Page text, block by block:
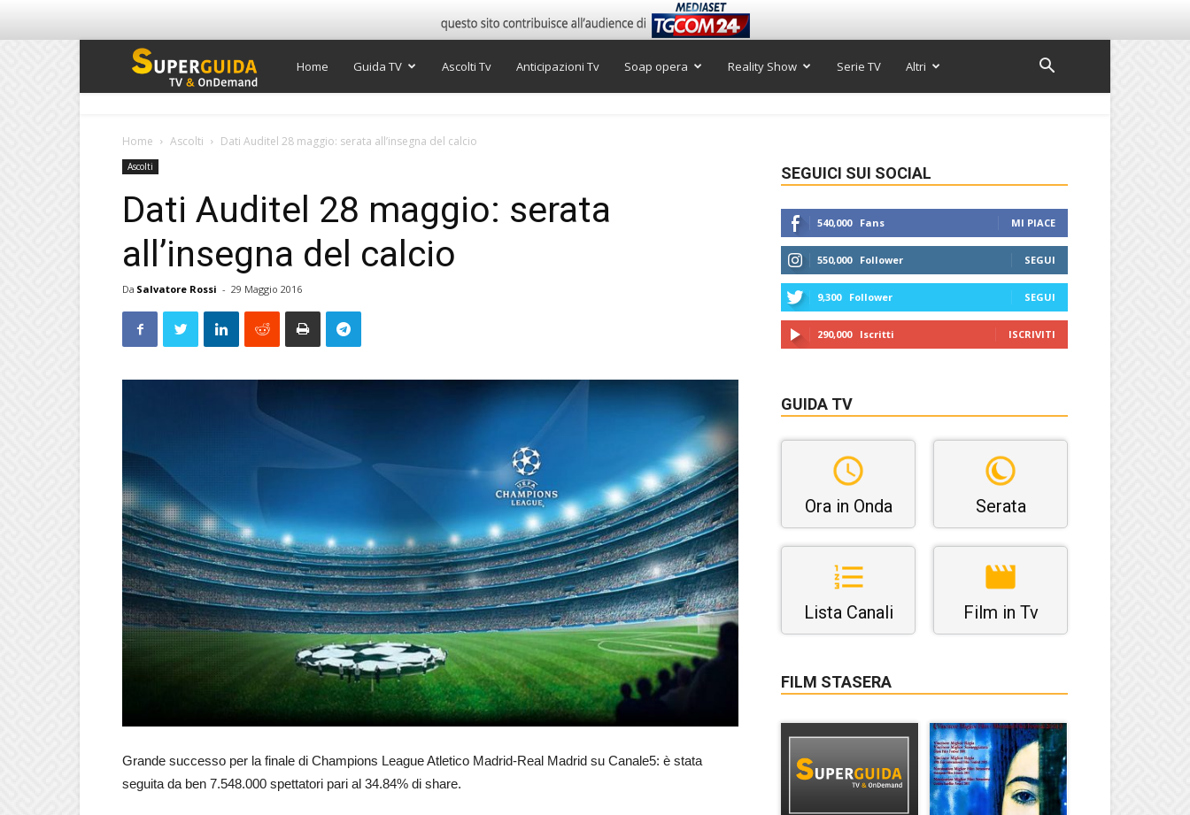
Super
Home Guida TV Ascolti Tv Anticipazioni Tv Soap opera Reality Show Serie TV Altri
Home Ascolti Dati Auditel 28 maggio: serata all’insegna del calcio
Ascolti
Dati Auditel 28 maggio: serata
all’insegna del calcio
Da Salvatore Rossi - 29 Maggio 2016
Grande successo per la finale di Champions League Atletico Madrid-Real Madrid su Canale5: è stata
seguita da ben 7.548.000 spettatori pari al 34.84% di share.
SEGUICI SUI SOCIAL
540,000 Fans MI PIACE
550,000 Follower SEGUI
9,300 Follower SEGUI
290,000 Iscritti ISCRIVITI
GUIDA TV
Ora in Onda Serata
Lista Canali Film in Tv
FILM STASERA